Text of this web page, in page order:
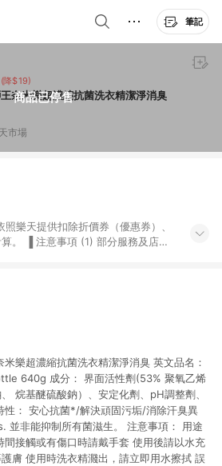
筆記
商品已停售
(降$19)
奈米樂超濃縮抗菌洗衣精潔淨消臭
市場
及店家
巨盛、樂天KOBO電子書，請詳閱
器於24小時內結帳，才享有 LINE
帳，則不符合贈點資格。 (4) 如
、回饋網、Google等其他網頁、或
)切換為App都將會造成追蹤中斷而
整合性
差，如顯示之商品規格、顏色、價
網頁不符，以銷售網頁標示為準。
據台灣樂天回饋規定，逾期訂單將
樂超濃縮抗菌洗衣精潔淨消臭 英文品名：
640g 成分： 界面活性劑(53% 聚氧乙烯
烷基醚硫酸鈉）、安定化劑、pH調整劑、
性： 安心抗菌*/解決頑固污垢/消除汗臭異
並非能抑制所有菌滋生。 注意事項： 用途
接觸或有傷口時請戴手套 使用後請以水充
膚 使用時洗衣精濺出，請立即用水擦拭 誤